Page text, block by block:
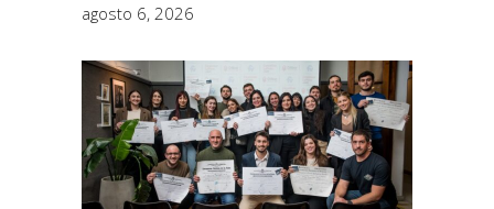
agosto 6, 2026